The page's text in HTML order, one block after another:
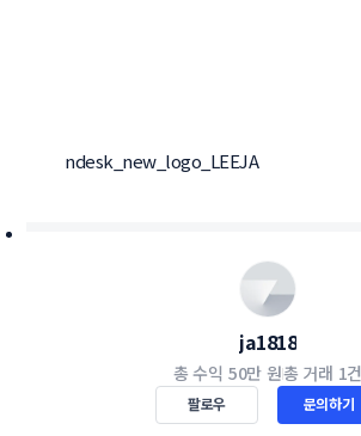
ndesk_new_logo_LEEJA
ja1818
총 수익 50만 원총 거래 1건
팔로우 문의하기